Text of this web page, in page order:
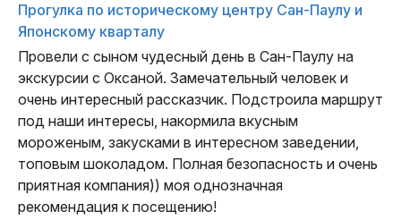
Прогулка по историческому центру Сан-Паулу и
Японскому кварталу
Провели с сыном чудесный день в Сан-Паулу на
экскурсии с Оксаной. Замечательный человек и
очень интересный рассказчик. Подстроила маршрут
под наши интересы, накормила вкусным
мороженым, закусками в интересном заведении,
топовым шоколадом. Полная безопасность и очень
приятная компания)) моя однозначная
рекомендация к посещению!